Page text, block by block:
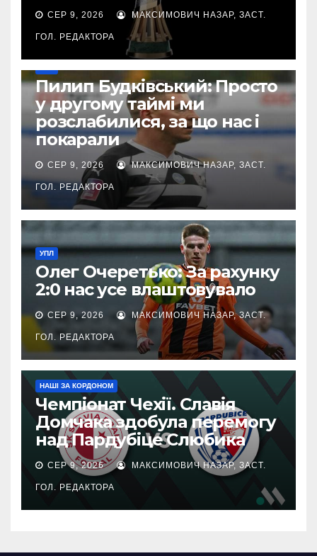
СЕР 9, 2026 МАКСИМОВИЧ НАЗАР, ЗАСТ.
ГОЛ. РЕДАКТОРА
Пилип Будківський: Просто
у другому таймі ми
розслабилися, за що нас і
покарали
СЕР 9, 2026 МАКСИМОВИЧ НАЗАР, ЗАСТ.
ГОЛ. РЕДАКТОРА
УПЛ
Олег Очеретько: За рахунку
2:0 нас усе влаштовувало
СЕР 9, 2026 МАКСИМОВИЧ НАЗАР, ЗАСТ.
ГОЛ. РЕДАКТОРА
НАШІ ЗА КОРДОНОМ
Чемпіонат Чехії. Славія
Домчака здобула перемогу
над Пардубіце Слюбика
СЕР 9, 2026 МАКСИМОВИЧ НАЗАР, ЗАСТ.
ГОЛ. РЕДАКТОРА